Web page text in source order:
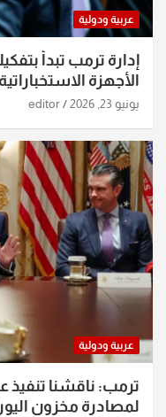
عربية ودولية
إدارة ترمب تبدأ
الأجهزة الاستخباراتية
يونيو 23, 2026 editor
عربية ودولية
ترمب: ناقشنا تنفيذ
لمصادرة مخزون